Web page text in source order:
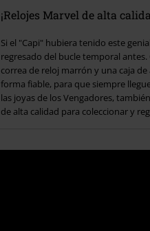
¡Relojes Marvel de alta
Si el "Capi" hubiera tenido este
regresado del bucle temporal
correa de reloj marrón y una caja
forma fiable, para que siempre
las joyas de los Vengadores,
de alta calidad para coleccionar y